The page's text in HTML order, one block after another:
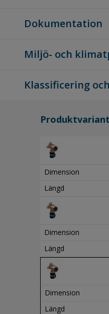
Dokumentation
Miljö- och
Klassificering
Dimension
Längd
Dimension
Längd
Dimension
Längd